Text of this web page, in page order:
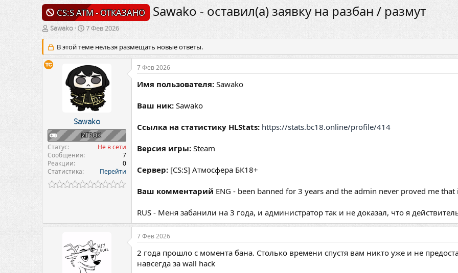
CS:S ATM - ОТКАЗАНО Sawako - оставил(а) заявку на разбан / размут
А
т
о
р
Sawako
Д
а
т
а
н
а
ч
а
л
а
7 Фев 2026
В этой теме нельзя размещать новые ответы.
Sawako
ИГРОК
Статус
Не в сети
Сообщения
7
Реакции
0
Статистика
Перейти
7 Фев 2026
Имя пользователя: Sawako
Ваш ник: Sawako
Ссылка на статистику HLStats: https://stats.bc18.online/profile/414
Версия игры: Steam
Сервер: [CS:S] Атмосфера БК18+
Ваш комментарий ENG - been banned for 3 years and the admin never proved me
RUS - Меня забанили на 3 года, и администратор так и не доказал, что я
7 Фев 2026
2 года прошло с момента бана. Столько времени спустя вам никто уже и не
навсегда за wall hack